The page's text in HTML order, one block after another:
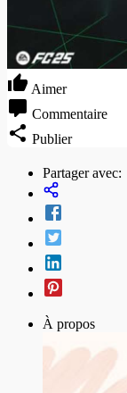
Aimer
Commentaire
Publier
Partager avec:
À propos